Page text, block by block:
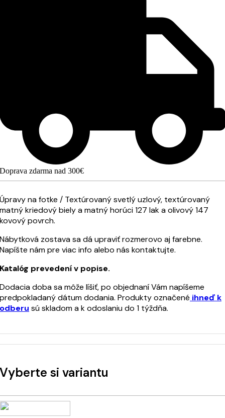
Doprava zdarma nad 300€
Úpravy na fotke / Textúrovaný svetlý uzlový, textúrovaný
matný kriedový biely a matný horúci 127 lak a olivový 147
kovový povrch.
Nábytková zostava sa dá upraviť rozmerovo aj farebne.
Napíšte nám pre viac info alebo nás kontaktujte.
Katalóg prevedení v popise.
Dodacia doba sa môže líšiť, po objednaní Vám napíšeme
predpokladaný dátum dodania. Produkty označené ihneď k
odberu sú skladom a k odoslaniu do 1 týždňa.
Vyberte si variantu